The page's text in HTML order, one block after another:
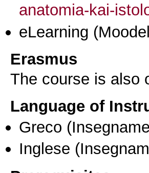
anatomia-kai-
eLearning
Erasmus
The course is also
Language of
Greco
Inglese